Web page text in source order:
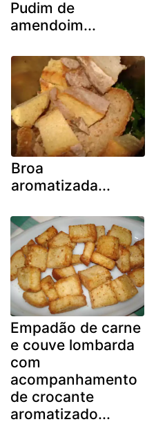
Pudim de
amendoim...
Broa
aromatizada...
Empadão de carne
e couve lombarda
com
acompanhamento
de crocante
aromatizado...